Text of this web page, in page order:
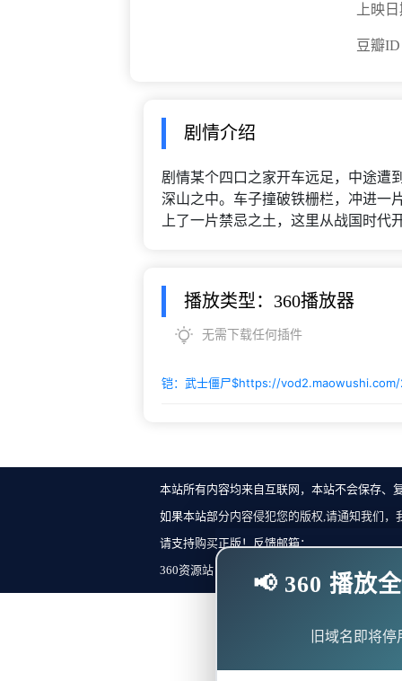
上映
豆瓣
剧情介绍
剧情某个四口之家开车远足，中途遭
深山之中。车子撞破铁栅栏，冲进一
上了一片禁忌之土，这里从战国时代
播放类型：360播放器
无需下载任何插件
铠：武士僵尸$https://
本站所有内容均来自互联网，本站不会保存、
如果本站部分内容侵犯您的版权,请通知我们
请支持购买正版！反馈邮箱：
360资源站 Copyright ©2018-2023 All Rights
📢 360 播放
旧域名即将